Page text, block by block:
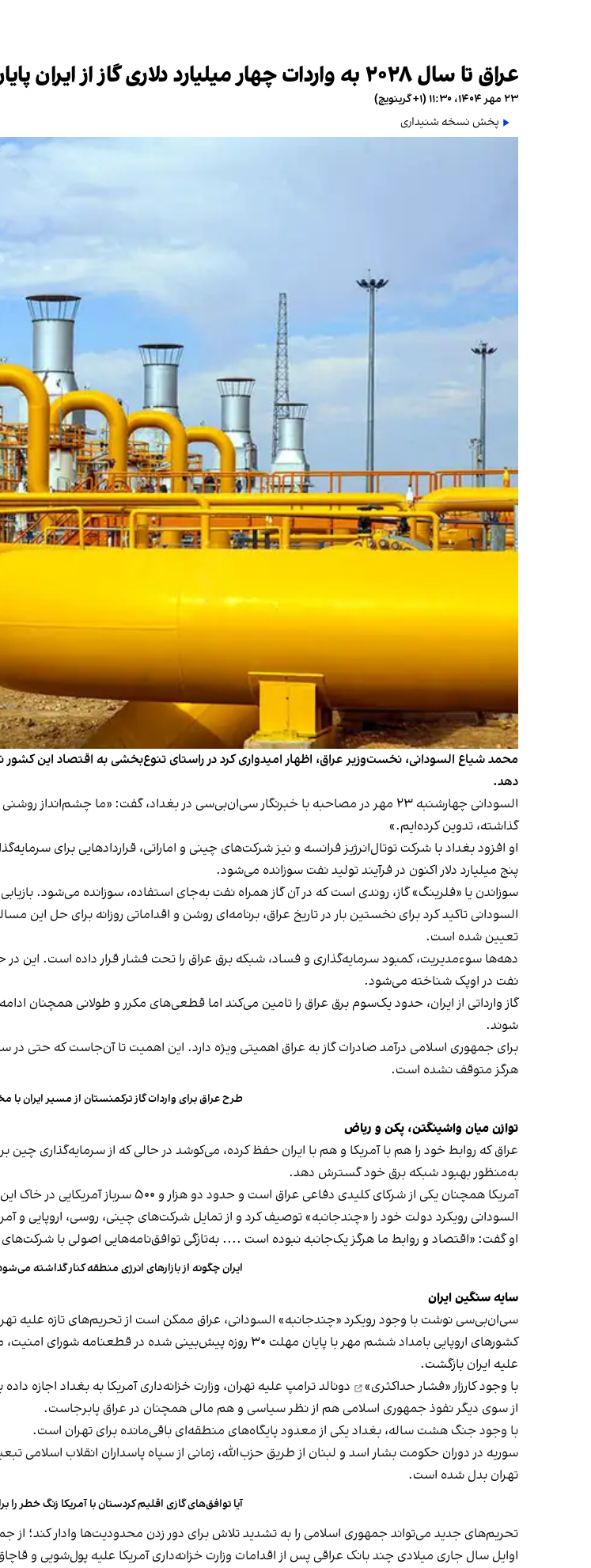
عراق تا سال ۲۰۲۸ به واردات چهار میلیارد دلاری گاز از ایران پایان می‌دهد
۲۳ مهر ۱۴۰۴، ۱۱:۳۰ (‎+۱ گرینویچ)
پخش نسخه شنیداری
دهد.
السودانی چهارشنبه ۲۳ مهر در مصاحبه با خبرنگار سی‌ان‌بی‌سی در بغداد، گفت: «ما
گذاشته، تدوین کرده‌ایم.»
او افزود بغداد با شرکت توتال‌انرژیز فرانسه و نیز شرکت‌های چینی و اماراتی، قراردادهایی برای
پنج میلیارد دلار اکنون در فرآیند تولید نفت سوزانده می‌شود.
سوزاندن یا «فلرینگ» گاز، روندی است که در آن گاز همراه نفت به‌جای استفاده، سوزانده می‌شود.
تعیین شده است.
دهه‌ها سوءمدیریت، کمبود سرمایه‌گذاری و فساد، شبکه برق عراق را تحت فشار قرار داده است. این
نفت در اوپک شناخته می‌شود.
گاز وارداتی از ایران، حدود یک‌سوم برق عراق را تامین می‌کند اما قطعی‌های مکرر و طولانی همچنان
شوند.
برای جمهوری اسلامی درآمد صادرات گاز به عراق اهمیتی ویژه دارد. این اهمیت تا آن‌جاست که حتی در
هرگز متوقف نشده است.
طرح عراق برای واردات گاز ترکمنستان از مسیر ایران با
توازن میان واشینگتن، پکن و ریاض
عراق که روابط خود را هم با آمریکا و هم با ایران حفظ کرده، می‌کوشد در حالی که از سرمایه‌گذاری
به‌منظور بهبود شبکه برق خود گسترش دهد.
آمریکا همچنان یکی از شرکای کلیدی دفاعی عراق است و حدود دو هزار و ۵۰۰ سرباز آمریکایی در خاک این کشور حضور دارند.
السودانی رویکرد دولت خود را «چندجانبه» توصیف کرد و از تمایل شرکت‌های چینی، روسی، اروپایی و
او گفت: «اقتصاد و روابط ما هرگز یک‌جانبه نبوده است .... به‌تازگی توافق‌نامه‌هایی اصولی با
ایران چگونه از بازارهای انرژی منطقه کنار گذاشته
سایه سنگین ایران
سی‌ان‌بی‌سی نوشت با وجود رویکرد «چندجانبه» السودانی، عراق ممکن است از تحریم‌های تازه علیه
کشورهای اروپایی بامداد ششم مهر با پایان مهلت ۳۰ روزه پیش‌بینی شده در قطعنامه شورای امنیت، مکانیسم ماشه را
علیه ایران بازگشت.
با وجودکارزار «فشار حداکثری»
دونالد ترامپ علیه تهران، وزارت خزانه‌داری آمریکا به بغداد اجازه داده
از سوی دیگر نفوذ جمهوری اسلامی هم از نظر سیاسی و هم مالی همچنان در عراق پابرجاست.
با وجود جنگ هشت ‌ساله، بغداد یکی از معدود پایگاه‌های منطقه‌ای باقی‌مانده برای تهران است.
سوریه در دوران حکومت بشار اسد و لبنان از طریق حزب‌الله، زمانی از سپاه پاسداران انقلاب اسلامی
تهران بدل شده است.
آیا توافق‌های گازی اقلیم کردستان با آمریکا زنگ خطر را
تحریم‌های جدید می‌تواند جمهوری اسلامی را به تشدید تلاش برای دور زدن محدودیت‌ها وادار کند؛ از
اوایل سال جاری میلادی چند بانک عراقی پس از اقدامات وزارت خزانه‌داری آمریکا علیه پول‌شویی و